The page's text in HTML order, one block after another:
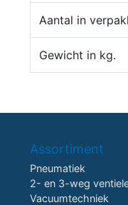
Aantal in
Gewicht in kg.
Assortiment
Pneumatiek
2- en 3-weg
Vacuumtechniek